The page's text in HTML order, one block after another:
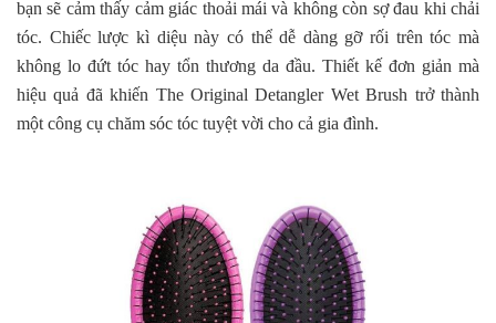
bạn sẽ cảm thấy cảm giác thoải mái và không còn sợ đau khi chải
tóc. Chiếc lược kì diệu này có thể dễ dàng gỡ rối trên tóc mà
không lo đứt tóc hay tổn thương da đầu. Thiết kế đơn giản mà
hiệu quả đã khiến The Original Detangler Wet Brush trở thành
một công cụ chăm sóc tóc tuyệt vời cho cả gia đình.